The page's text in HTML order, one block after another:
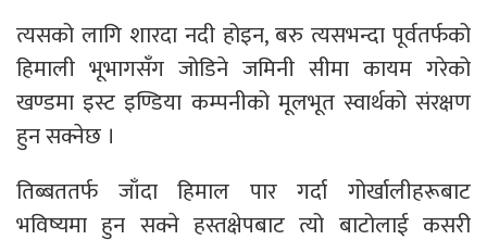
त्यसको लागि शारदा नदी होइन, बरु त्यसभन्दा पूर्वतर्फको
हिमाली भूभागसँग जोडिने जमिनी सीमा कायम गरेको
खण्डमा इस्ट इण्डिया कम्पनीको मूलभूत स्वार्थको संरक्षण
हुन सक्नेछ ।
तिब्बततर्फ जाँदा हिमाल पार गर्दा गोर्खालीहरूबाट
भविष्यमा हुन सक्ने हस्तक्षेपबाट त्यो बाटोलाई कसरी